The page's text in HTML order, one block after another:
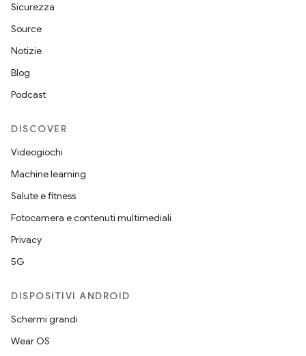
Sicurezza
Source
Notizie
Blog
Podcast
DISCOVER
Videogiochi
Machine learning
Salute e fitness
Fotocamera e contenuti multimediali
Privacy
5G
DISPOSITIVI ANDROID
Schermi grandi
Wear OS